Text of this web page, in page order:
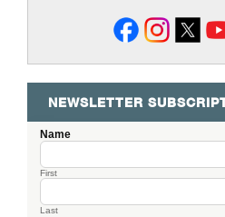
NEWSLETTER
Name
First
Last